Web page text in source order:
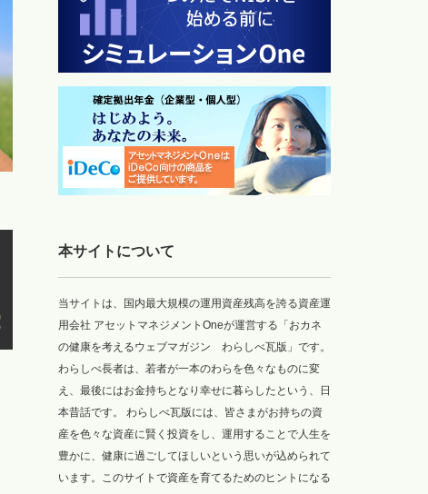
本サイトについて
当サイトは、国内最大規模の運用資産残高を誇る資産運
用会社 アセットマネジメントOneが運営する「おカネ
の健康を考えるウェブマガジン わらしべ瓦版」です。
わらしべ長者は、若者が一本のわらを色々なものに変
え、最後にはお金持ちとなり幸せに暮らしたという、日
本昔話です。 わらしべ瓦版には、皆さまがお持ちの資
産を色々な資産に賢く投資をし、運用することで人生を
豊かに、健康に過ごしてほしいという思いが込められて
います。このサイトで資産を育てるためのヒントになる